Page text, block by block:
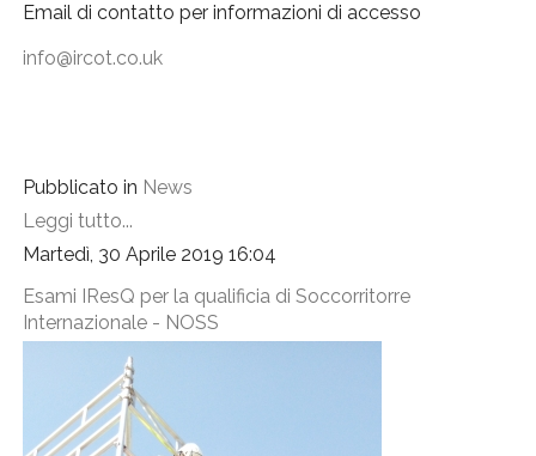
Email di contatto per informazioni di accesso
Pubblicato in News
Leggi tutto...
Martedì, 30 Aprile 2019 16:04
Esami IResQ per la qualificia di Soccorritorre
Internazionale - NOSS